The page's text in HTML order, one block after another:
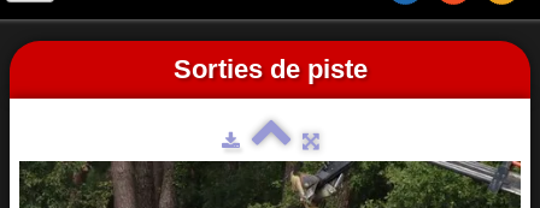
Accueil
Années 2000 à 2009
Le circuit en 1988
Sorties de piste